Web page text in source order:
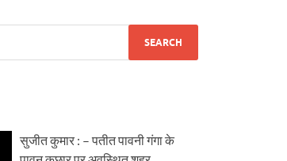
सुजीत कुमार : – पतीत पावनी गंगा के